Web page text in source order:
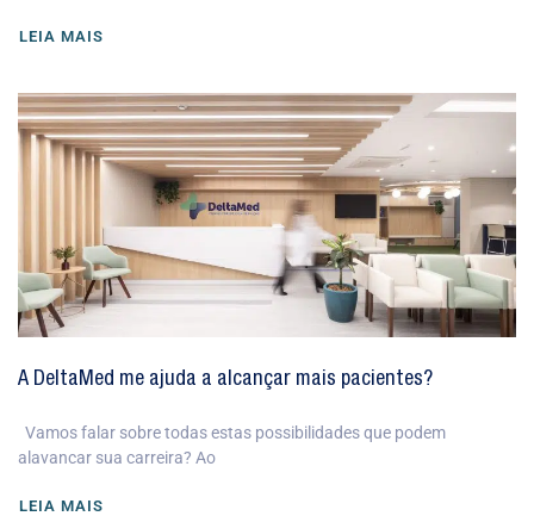
LEIA MAIS
A DeltaMed me ajuda a alcançar mais pacientes?
Vamos falar sobre todas estas possibilidades que podem
alavancar sua carreira? Ao
LEIA MAIS